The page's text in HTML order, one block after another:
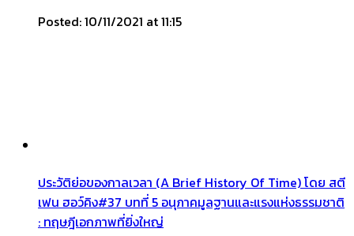
Posted: 10/11/2021 at 11:15
ประวัติย่อของกาลเวลา (A Brief History Of Time) โดย สตี
เฟน ฮอว์คิง#37 บทที่ 5 อนุภาคมูลฐานและแรงแห่งธรรมชาติ
: ทฤษฎีเอกภาพที่ยิ่งใหญ่